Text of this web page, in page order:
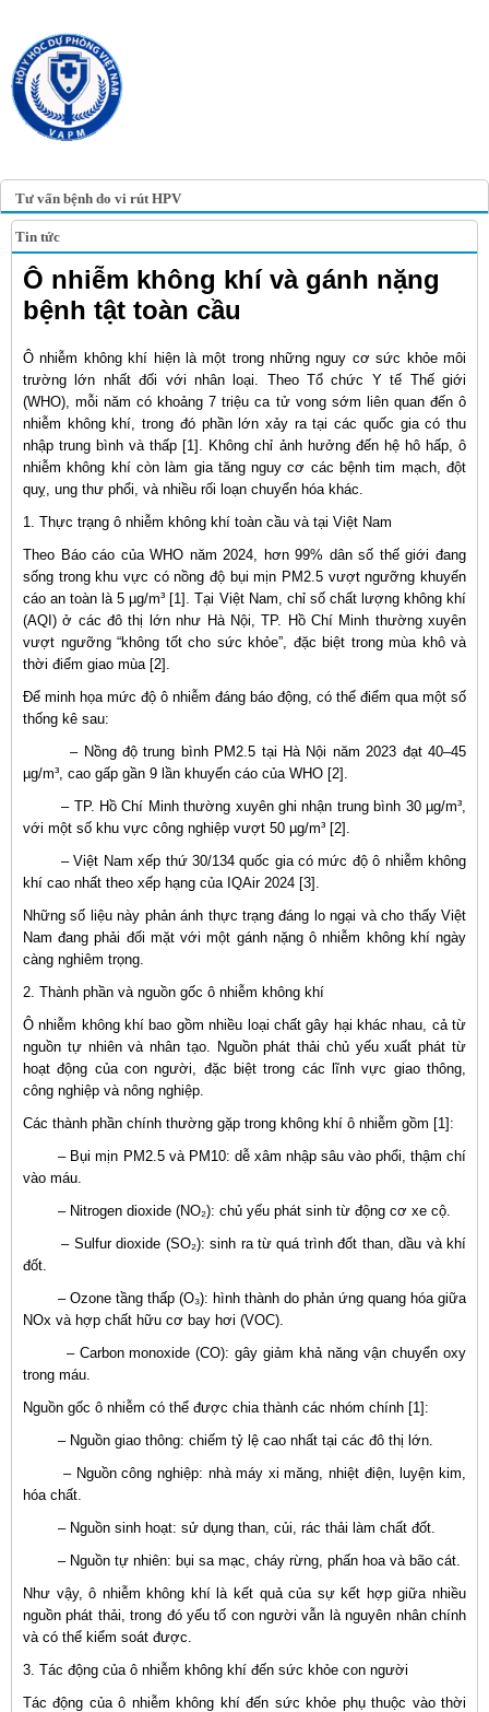
Tư vấn bệnh do vi rút HPV
Tin tức
Ô nhiễm không khí và gánh nặng
bệnh tật toàn cầu
Ô nhiễm không khí hiện là một trong những nguy cơ sức khỏe môi
trường lớn nhất đối với nhân loại. Theo Tổ chức Y tế Thế giới
(WHO), mỗi năm có khoảng 7 triệu ca tử vong sớm liên quan đến ô
nhiễm không khí, trong đó phần lớn xảy ra tại các quốc gia có thu
nhập trung bình và thấp [1]. Không chỉ ảnh hưởng đến hệ hô hấp, ô
nhiễm không khí còn làm gia tăng nguy cơ các bệnh tim mạch, đột
quỵ, ung thư phổi, và nhiều rối loạn chuyển hóa khác.
1. Thực trạng ô nhiễm không khí toàn cầu và tại Việt Nam
Theo Báo cáo của WHO năm 2024, hơn 99% dân số thế giới đang
sống trong khu vực có nồng độ bụi mịn PM2.5 vượt ngưỡng khuyến
cáo an toàn là 5 µg/m³ [1]. Tại Việt Nam, chỉ số chất lượng không khí
(AQI) ở các đô thị lớn như Hà Nội, TP. Hồ Chí Minh thường xuyên
vượt ngưỡng “không tốt cho sức khỏe”, đặc biệt trong mùa khô và
thời điểm giao mùa [2].
Để minh họa mức độ ô nhiễm đáng báo động, có thể điểm qua một số
thống kê sau:
– Nồng độ trung bình PM2.5 tại Hà Nội năm 2023 đạt 40–45
µg/m³, cao gấp gần 9 lần khuyến cáo của WHO [2].
– TP. Hồ Chí Minh thường xuyên ghi nhận trung bình 30 µg/m³,
với một số khu vực công nghiệp vượt 50 µg/m³ [2].
– Việt Nam xếp thứ 30/134 quốc gia có mức độ ô nhiễm không
khí cao nhất theo xếp hạng của IQAir 2024 [3].
Những số liệu này phản ánh thực trạng đáng lo ngại và cho thấy Việt
Nam đang phải đối mặt với một gánh nặng ô nhiễm không khí ngày
càng nghiêm trọng.
2. Thành phần và nguồn gốc ô nhiễm không khí
Ô nhiễm không khí bao gồm nhiều loại chất gây hại khác nhau, cả từ
nguồn tự nhiên và nhân tạo. Nguồn phát thải chủ yếu xuất phát từ
hoạt động của con người, đặc biệt trong các lĩnh vực giao thông,
công nghiệp và nông nghiệp.
Các thành phần chính thường gặp trong không khí ô nhiễm gồm [1]:
– Bụi mịn PM2.5 và PM10: dễ xâm nhập sâu vào phổi, thậm chí
vào máu.
– Nitrogen dioxide (NO₂): chủ yếu phát sinh từ động cơ xe cộ.
– Sulfur dioxide (SO₂): sinh ra từ quá trình đốt than, dầu và khí
đốt.
– Ozone tầng thấp (O₃): hình thành do phản ứng quang hóa giữa
NOx và hợp chất hữu cơ bay hơi (VOC).
– Carbon monoxide (CO): gây giảm khả năng vận chuyển oxy
trong máu.
Nguồn gốc ô nhiễm có thể được chia thành các nhóm chính [1]:
– Nguồn giao thông: chiếm tỷ lệ cao nhất tại các đô thị lớn.
– Nguồn công nghiệp: nhà máy xi măng, nhiệt điện, luyện kim,
hóa chất.
– Nguồn sinh hoạt: sử dụng than, củi, rác thải làm chất đốt.
– Nguồn tự nhiên: bụi sa mạc, cháy rừng, phấn hoa và bão cát.
Như vậy, ô nhiễm không khí là kết quả của sự kết hợp giữa nhiều
nguồn phát thải, trong đó yếu tố con người vẫn là nguyên nhân chính
và có thể kiểm soát được.
3. Tác động của ô nhiễm không khí đến sức khỏe con người
Tác động của ô nhiễm không khí đến sức khỏe phụ thuộc vào thời